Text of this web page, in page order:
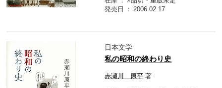
発売日
2006.02.17
日本文学
私の昭和の終わり史
赤瀬川 原平 著